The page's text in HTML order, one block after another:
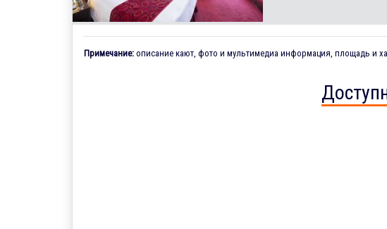
Примечание: описание кают, фото и мультимедиа информация, площадь и